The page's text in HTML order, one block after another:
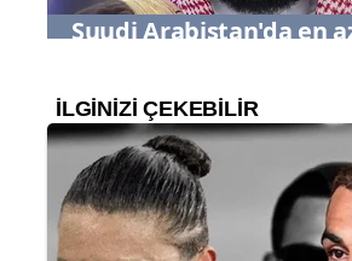
Suudi Arabistan'da en